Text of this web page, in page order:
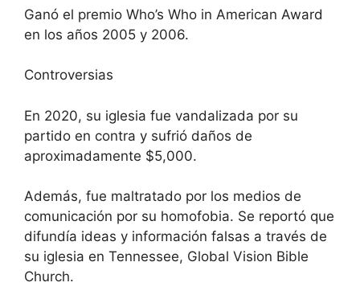
Ganó el premio Who’s Who in American Award
en los años 2005 y 2006.
Controversias
En 2020, su iglesia fue vandalizada por su
partido en contra y sufrió daños de
aproximadamente $5,000.
Además, fue maltratado por los medios de
comunicación por su homofobia. Se reportó que
difundía ideas y información falsas a través de
su iglesia en Tennessee, Global Vision Bible
Church.